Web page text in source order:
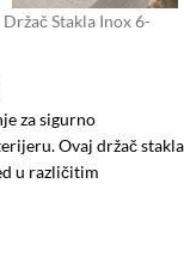
Držač Stakla Inox 6-
za sigurno
Ovaj držač stakla
u različitim